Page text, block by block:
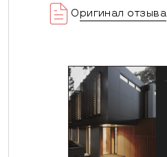
Оригинал отзыва